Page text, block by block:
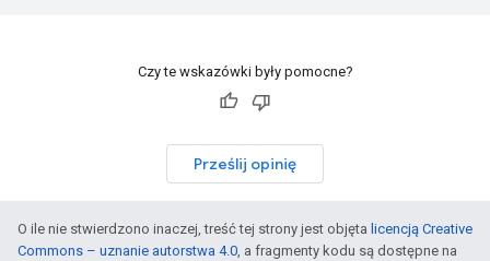
Czy te wskazówki były pomocne?
Prześlij opinię
O ile nie stwierdzono inaczej, treść tej strony jest objęta licencją Creative
Commons – uznanie autorstwa 4.0, a fragmenty kodu są dostępne na